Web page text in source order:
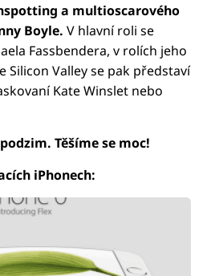
a multioscarového
Boyle. V hlavní roli se
Fassbendera, v rolích jeho
Silicon Valley se pak představí
Kate Winslet nebo
Těšíme se moc!
iPhonech: